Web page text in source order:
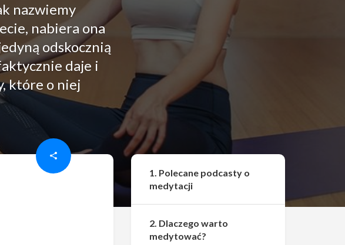
nazwiemy
nabiera ona
odskocznią
daje i
które o niej
1. Polecane podcasty o
medytacji
2. Dlaczego warto
medytować?